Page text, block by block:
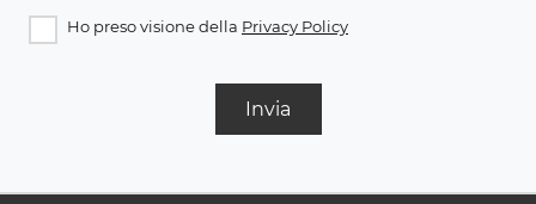
Ho preso visione della Privacy Policy
Invia